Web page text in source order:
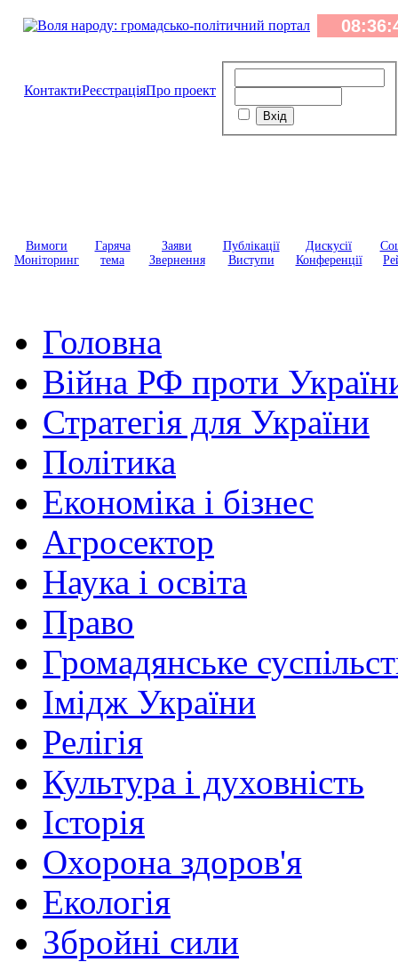
КонтактиРеєстраціяПро проект
Вимоги
Моніторинг
Гаряча
тема
Заяви
Звернення
Публікації
Виступи
Дискусії
Конференції
Головна
Війна РФ проти
Стратегія для України
Політика
Економіка і бізнес
Агросектор
Наука і освіта
Право
Громадянське
Імідж України
Релігія
Культура і духовність
Історія
Охорона здоров'я
Екологія
Збройні сили